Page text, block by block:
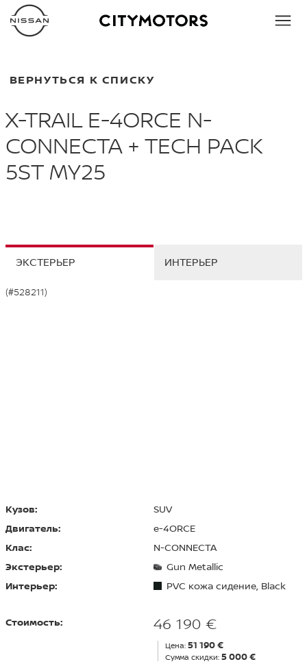
ВЕРНУТЬСЯ К СПИСКУ
X-TRAIL E-4ORCE N-
CONNECTA + TECH PACK
5ST MY25
(#528211)
ЭКСТЕРЬЕР ИНТЕРЬЕР
Кузов:
SUV
Двигатель:
e-4ORCE
Клас:
N-CONNECTA
Экстерьер:
Gun Metallic
Интерьер:
PVC кожа сидение, Black
Стоимость: 46 190 €
Цена: 51 190 €
Сумма скидки: 5 000 €